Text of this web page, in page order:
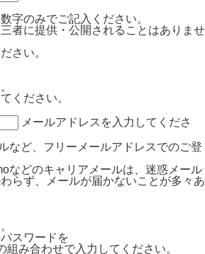
字のみでご記入ください。
者に提供・公開されることはありませ
さい。
ください。
メールアドレスを入力してくださ
など、フリーメールアドレスでのご登
などのキャリアメールは、迷惑メール
らず、メールが届かないことが多々あ
スワードを
み合わせで入力してください。